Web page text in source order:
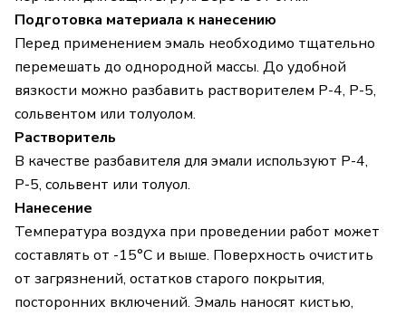
Подготовка материала к нанесению
Перед применением эмаль необходимо тщательно
перемешать до однородной массы. До удобной
вязкости можно разбавить растворителем Р-4, Р-5,
сольвентом или толуолом.
Растворитель
В качестве разбавителя для эмали используют Р-4,
Р-5, сольвент или толуол.
Нанесение
Температура воздуха при проведении работ может
составлять от -15°С и выше. Поверхность очистить
от загрязнений, остатков старого покрытия,
посторонних включений. Эмаль наносят кистью,